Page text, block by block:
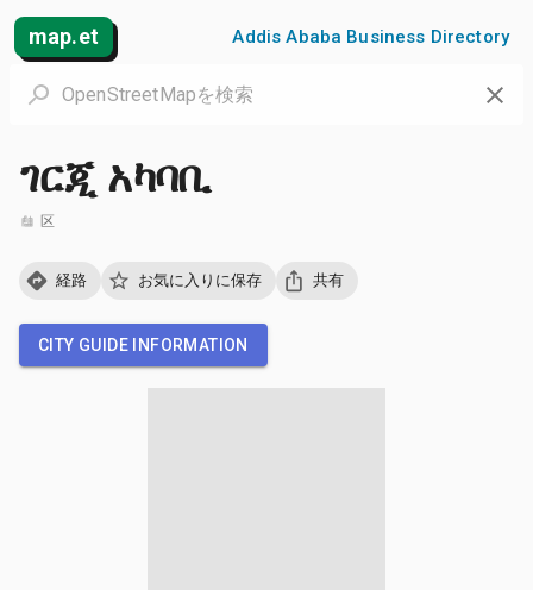
map.et Addis Ababa Business Directory
ገርጂ አካባቢ
区
経路 お気に入りに保存 共有
CITY GUIDE INFORMATION